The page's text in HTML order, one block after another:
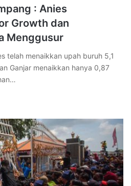
: Anies
Growth dan
Menggusur
telah menaikkan upah buruh 5,1
Ganjar menaikkan hanya 0,87